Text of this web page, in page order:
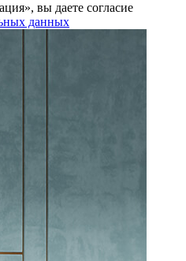
вы даете согласие
данных